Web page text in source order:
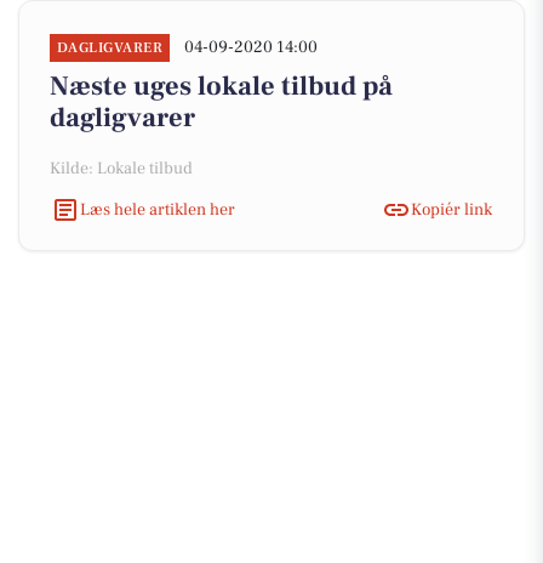
DAGLIGVARER 04-09-2020 14:00
Næste uges lokale tilbud på
dagligvarer
Kilde: Lokale tilbud
Læs hele artiklen her
Kopiér link